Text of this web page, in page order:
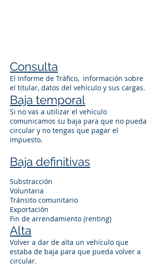
Consulta
El Informe de Tráfico, información sobre
el titular, datos del vehículo y sus cargas.
Baja temporal
Si no vas a utilizar el vehículo
comunicamos su baja para que no pueda
circular y no tengas que pagar el
impuesto.
Baja definitivas
Substracción
Voluntaria
Tránsito comunitario
Exportación
Fin de arrendamiento (renting)
Alta
Volver a dar de alta un vehículo que
estaba de baja para que pueda volver a
circular.